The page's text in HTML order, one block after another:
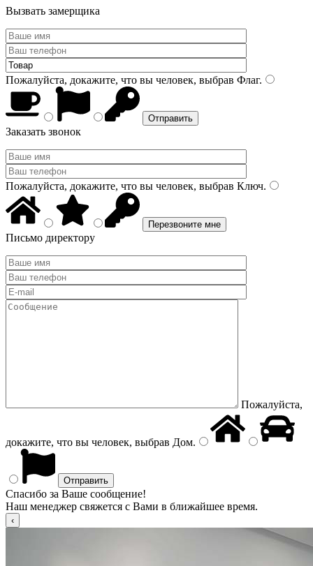
Вызвать замерщика
Пожалуйста, докажите, что вы человек, выбрав Флаг.
Заказать звонок
Пожалуйста, докажите, что вы человек, выбрав Ключ.
Письмо директору
Пожалуйста,
докажите, что вы человек, выбрав Дом.
Спасибо за Ваше сообщение!
Наш менеджер свяжется с Вами в ближайшее время.